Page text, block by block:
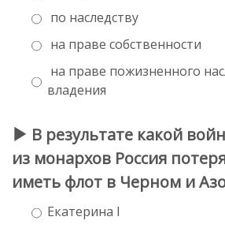
по наследству
на праве собственности
на праве пожизненного
владения
В результате какой
из монархов Россия
иметь флот в Черном и
Екатерина I